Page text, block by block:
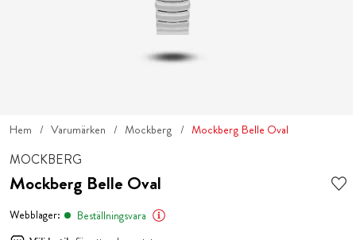
Hem Varumärken Mockberg Mockberg Belle Oval
MOCKBERG
Mockberg Belle Oval
Webblager:
Beställningsvara